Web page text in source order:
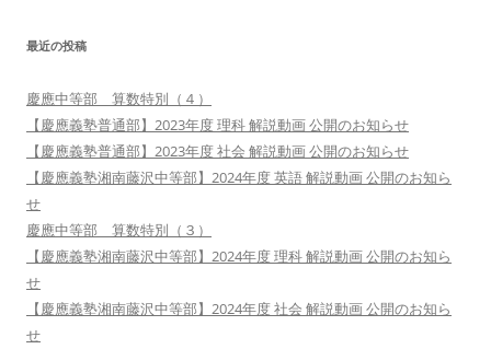
最近の投稿
慶應中等部 算数特別（４）
【慶應義塾普通部】2023年度 理科 解説動画 公開のお知らせ
【慶應義塾普通部】2023年度 社会 解説動画 公開のお知らせ
【慶應義塾湘南藤沢中等部】2024年度 英語 解説動画 公開のお知ら
せ
慶應中等部 算数特別（３）
【慶應義塾湘南藤沢中等部】2024年度 理科 解説動画 公開のお知ら
せ
【慶應義塾湘南藤沢中等部】2024年度 社会 解説動画 公開のお知ら
せ